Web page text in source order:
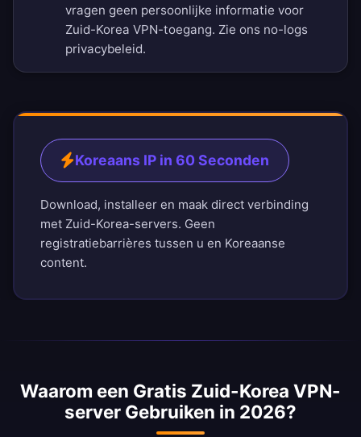
vragen geen persoonlijke informatie voor
Zuid-Korea VPN-toegang. Zie ons no-logs
privacybeleid.
Koreaans IP in 60 Seconden
Download, installeer en maak direct verbinding
met Zuid-Korea-servers. Geen
registratiebarrières tussen u en Koreaanse
content.
Waarom een Gratis Zuid-Korea VPN-
server Gebruiken in 2026?